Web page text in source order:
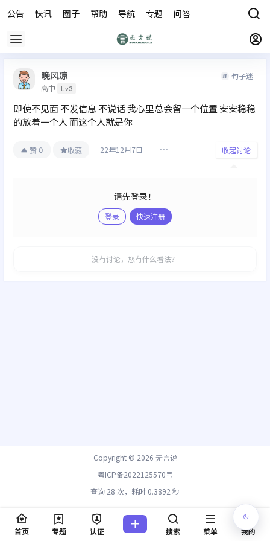
公告 快讯 圈子 帮助 导航 专题 问答
晚风凉
高中 Lv3
句子迷
即使不见面 不发信息 不说话 我心里总会留一个位置 安安稳稳
的放着一个人 而这个人就是你
赞 0 收藏 22年12月7日 收起讨论
请先登录！
登录 快速注册
没有讨论，您有什么看法？
Copyright © 2026 无言说
粤ICP备2022125570号
查询 28 次，耗时 0.3892 秒
首页 专题 认证 搜索 菜单 我的